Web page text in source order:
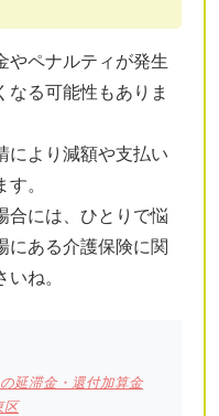
やペナルティが発生
なる可能性もありま
により減額や支払い
。
合には、ひとりで悩
にある介護保険に関
ね。
延滞金・還付加算金
区